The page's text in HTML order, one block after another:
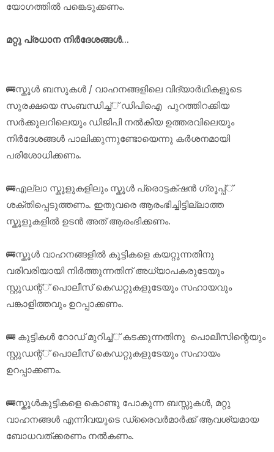
യോഗത്തിൽ പങ്കെടുക്കണം.
മറ്റു പ്രധാന നിർദേശങ്ങൾ...
🚌സ്കൂൾ ബസുകൾ / വാഹനങ്ങളിലെ വിദ്യാർഥികളുടെ
സുരക്ഷയെ സംബന്ധിച്ച്് ഡിപിഐ പുറത്തിറക്കിയ
സർക്കുലറിലെയും ഡിജിപി നൽകിയ ഉത്തരവിലെയും
നിർദേശങ്ങൾ പാലിക്കുന്നുണ്ടോയെന്നു കർശനമായി
പരിശോധിക്കണം.
🚌എല്ലാ സ്കൂളുകളിലും സ്കൂൾ പ്രൊട്ടക്‌ഷൻ ഗ്രൂപ്പ്്
ശക്തിപ്പെടുത്തണം. ഇതുവരെ ആരംഭിച്ചിട്ടില്ലാത്ത
സ്കൂളുകളിൽ ഉടൻ അത് ആരംഭിക്കണം.
🚌സ്കൂൾ വാഹനങ്ങളിൽ കുട്ടികളെ കയറ്റുന്നതിനു
വരിവരിയായി നിർത്തുന്നതിന് അധ്യാപകരുടേയും
സ്റ്റുഡന്റ്് പൊലീസ് കെഡറ്റുകളുടേയും സഹായവും
പങ്കാളിത്തവും ഉറപ്പാക്കണം.
🚌 കുട്ടികൾ റോഡ് മുറിച്ച്് കടക്കുന്നതിനു പൊലീസിന്റെയും
സ്റ്റുഡന്റ്് പൊലീസ് കെഡറ്റുകളുടേയും സഹായം
ഉറപ്പാക്കണം.
🚌സ്കൂൾകുട്ടികളെ കൊണ്ടു പോകുന്ന ബസ്സുകൾ, മറ്റു
വാഹനങ്ങൾ എന്നിവയുടെ ഡ്രൈവർമാർക്ക് ആവശ്യമായ
ബോധവത്ക്കരണം നൽകണം.